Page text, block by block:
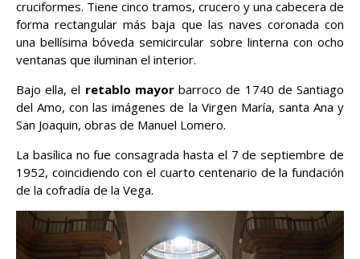
cruciformes. Tiene cinco tramos, crucero y una cabecera de
forma rectangular más baja que las naves coronada con
una bellísima bóveda semicircular sobre linterna con ocho
ventanas que iluminan el interior.
Bajo ella, el retablo mayorbarroco de 1740 de Santiago
del Amo, con las imágenes de la Virgen María, santa Ana y
San Joaquin, obras de Manuel Lomero.
La basílica no fue consagrada hasta el 7 de septiembre de
1952, coincidiendo con el cuarto centenario de la fundación
de la cofradía de la Vega.